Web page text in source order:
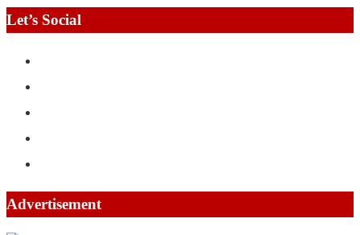
Let’s Social
Advertisement